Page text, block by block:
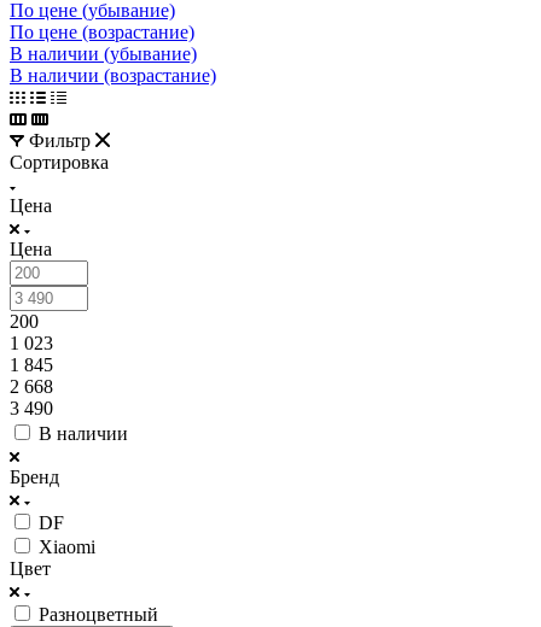
По цене (убывание)
По цене (возрастание)
В наличии (убывание)
В наличии (возрастание)
Фильтр
Сортировка
Цена
Цена
200
1 023
1 845
2 668
3 490
В наличии
Бренд
DF
Xiaomi
Цвет
Разноцветный